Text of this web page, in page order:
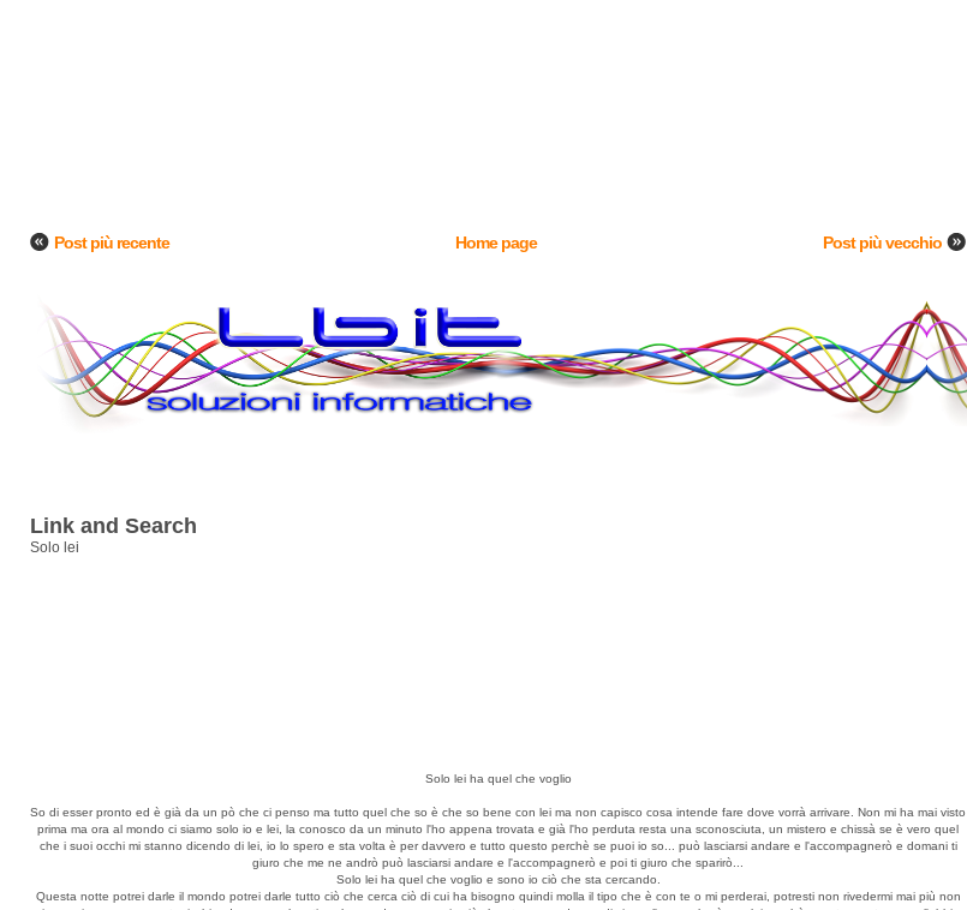
Post più recente Post più vecchio
Home page
Link and Search
Solo lei
Solo lei ha quel che voglio
So di esser pronto ed è già da un pò che ci penso ma tutto quel che so è che so bene con lei ma non capisco cosa intende fare dove vorrà arrivare. Non mi ha mai visto
prima ma ora al mondo ci siamo solo io e lei, la conosco da un minuto l'ho appena trovata e già l'ho perduta resta una sconosciuta, un mistero e chissà se è vero quel
che i suoi occhi mi stanno dicendo di lei, io lo spero e sta volta è per davvero e tutto questo perchè se puoi io so... può lasciarsi andare e l'accompagnerò e domani ti
giuro che me ne andrò può lasciarsi andare e l'accompagnerò e poi ti giuro che sparirò...
Solo lei ha quel che voglio e sono io ciò che sta cercando.
Questa notte potrei darle il mondo potrei darle tutto ciò che cerca ciò di cui ha bisogno quindi molla il tipo che è con te o mi perderai, potresti non rivedermi mai più non